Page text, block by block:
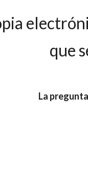
que
La